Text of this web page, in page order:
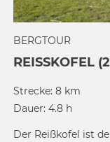
BERGTOUR
REISSKOFEL
Strecke: 8 km
Dauer: 4.8 h
Der Reißkofel ist